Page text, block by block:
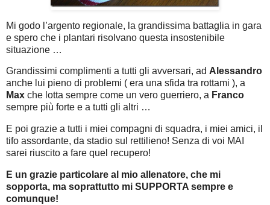
Mi godo l’argento regionale, la grandissima battaglia in gara
e spero che i plantari risolvano questa insostenibile
situazione …
Grandissimi complimenti a tutti gli avversari, ad Alessandro
anche lui pieno di problemi ( era una sfida tra rottami ), a
Max che lotta sempre come un vero guerriero, a Franco
sempre più forte e a tutti gli altri …
E poi grazie a tutti i miei compagni di squadra, i miei amici, il
tifo assordante, da stadio sul rettilieno! Senza di voi MAI
sarei riuscito a fare quel recupero!
E un grazie particolare al mio allenatore, che mi
sopporta, ma soprattutto mi SUPPORTA sempre e
comunque!